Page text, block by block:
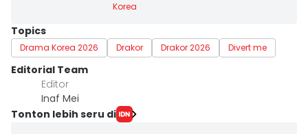
Korea
Topics
Drama Korea 2026 Drakor Drakor 2026 Divert me
Editorial Team
Editor
Inaf Mei
Tonton lebih seru di